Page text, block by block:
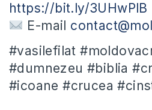
https://bit.ly/3UHwPlB
E-mail
#vasilefilat
#dumnezeu #biblia
#icoane #crucea